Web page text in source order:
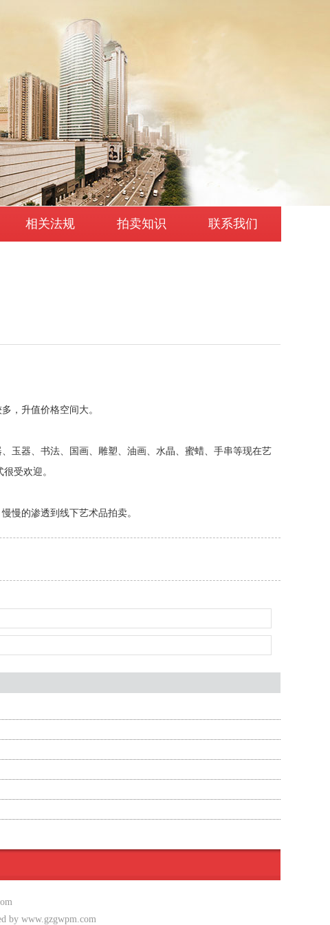
相关法规 拍卖知识 联系我们
，升值价格空间大。
玉器、书法、国画、雕塑、油画、水晶、蜜蜡、手串等现在艺
受欢迎。
慢的渗透到线下艺术品拍卖。
by www.gzgwpm.com